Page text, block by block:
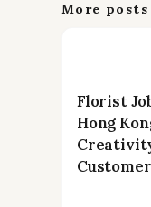
More posts
Florist
Hong